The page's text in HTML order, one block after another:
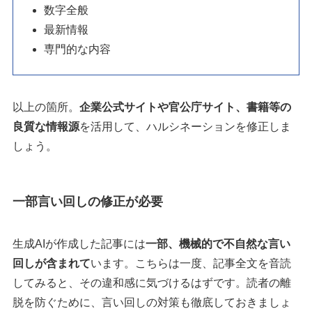
数字全般
最新情報
専門的な内容
以上の箇所。 企業公式サイトや官公庁サイト、書籍等の
良質な情報源を活用して、ハルシネーションを修正しま
しょう。
一部言い回しの修正が必要
生成AIが作成した記事には一部、機械的で不自然な言い
回しが含まれています。こちらは一度、記事全文を音読
してみると、その違和感に気づけるはずです。読者の離
脱を防ぐために、言い回しの対策も徹底しておきましょ